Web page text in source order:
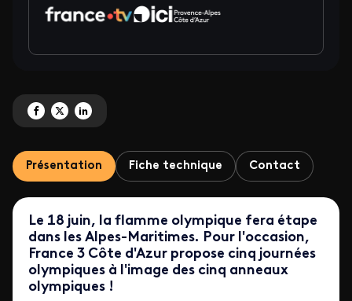
Partagez 'La flamme dans les Alpes-Maritimes : les 5 jours olympiques' sur
Partagez 'La flamme dans les Alpes-Maritimes : les 5 jours
Partagez 'La flamme dans les Alpes-Maritimes : les 5 jours
Présentation Fiche technique Contact
Le 18 juin, la flamme olympique fera étape
dans les Alpes-Maritimes. Pour l'occasion,
France 3 Côte d'Azur propose cinq journées
olympiques à l'image des cinq anneaux
olympiques !